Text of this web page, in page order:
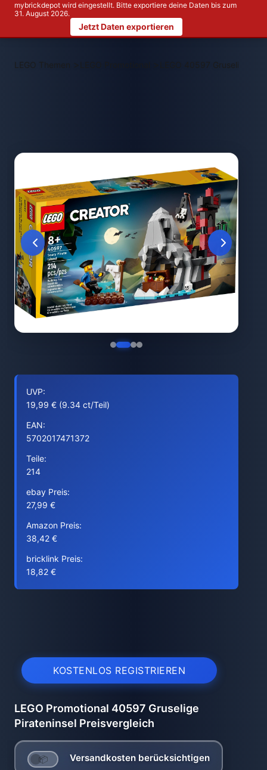
mybrickdepot wird eingestellt. Bitte exportiere deine Daten bis zum
31. August 2026.
Jetzt Daten exportieren
LEGO Themen > LEGO 40597 Gruselige
UVP:
19,99 € (9.34 ct/Teil)
EAN:
5702017471372
Teile:
214
ebay Preis:
27,99 €
Amazon Preis:
38,42 €
bricklink Preis:
18,82 €
KOSTENLOS REGISTRIEREN
LEGO Promotional 40597 Gruselige
Pirateninsel Preisvergleich
Versandkosten berücksichtigen